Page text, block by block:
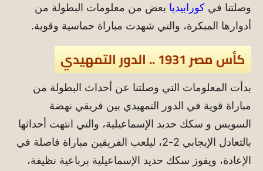
وصلتنا في كورابيديا بعض من معلومات البطولة من
أدوارها المبكرة، والتي شهدت مباراة حماسية وقوية.
كأس مصر 1931 .. الدور التمهيدي
بدأت المعلومات التي وصلتنا عن أحداث البطولة من
مباراة قوية في الدور التمهيدي بين فريقي نهضة
السويس و سكك حديد الإسماعيلية، والتي انتهت أحداثها
بالتعادل الإيجابي 2-2، ليلعب الفريقين مباراة فاصلة في
الإعادة، ويفوز سكك حديد الإسماعيلية برباعية نظيفة،